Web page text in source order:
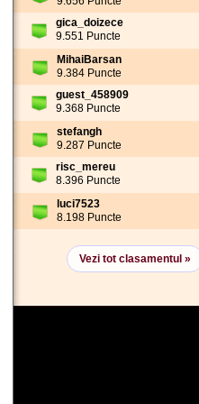
gica_doizece
9.551 Puncte
MihaiBarsan
9.384 Puncte
guest_458909
9.368 Puncte
stefangh
9.287 Puncte
risc_mereu
8.396 Puncte
luci7523
8.198 Puncte
Vezi tot clasamentul »